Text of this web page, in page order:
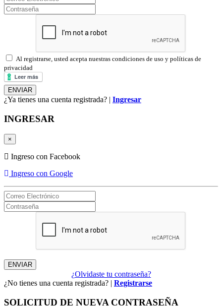
Al registrarse, usted acepta nuestras condiciones de uso y políticas de
privacidad
¿Ya tienes una cuenta registrada? | Ingresar
INGRESAR
×
Ingreso con Facebook
Ingreso con Google
¿Olvidaste tu contraseña?
¿No tienes una cuenta registrada? | Registrarse
SOLICITUD DE NUEVA CONTRASEÑA